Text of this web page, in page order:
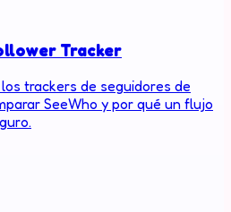
Tracker
trackers de seguidores de
SeeWho y por qué un flujo